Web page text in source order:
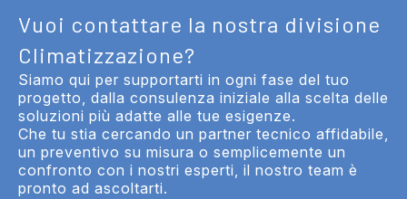
Vuoi contattare la nostra divisione
Climatizzazione?
Siamo qui per supportarti in ogni fase del tuo
progetto, dalla consulenza iniziale alla scelta delle
soluzioni più adatte alle tue esigenze.
Che tu stia cercando un partner tecnico affidabile,
un preventivo su misura o semplicemente un
confronto con i nostri esperti, il nostro team è
pronto ad ascoltarti.